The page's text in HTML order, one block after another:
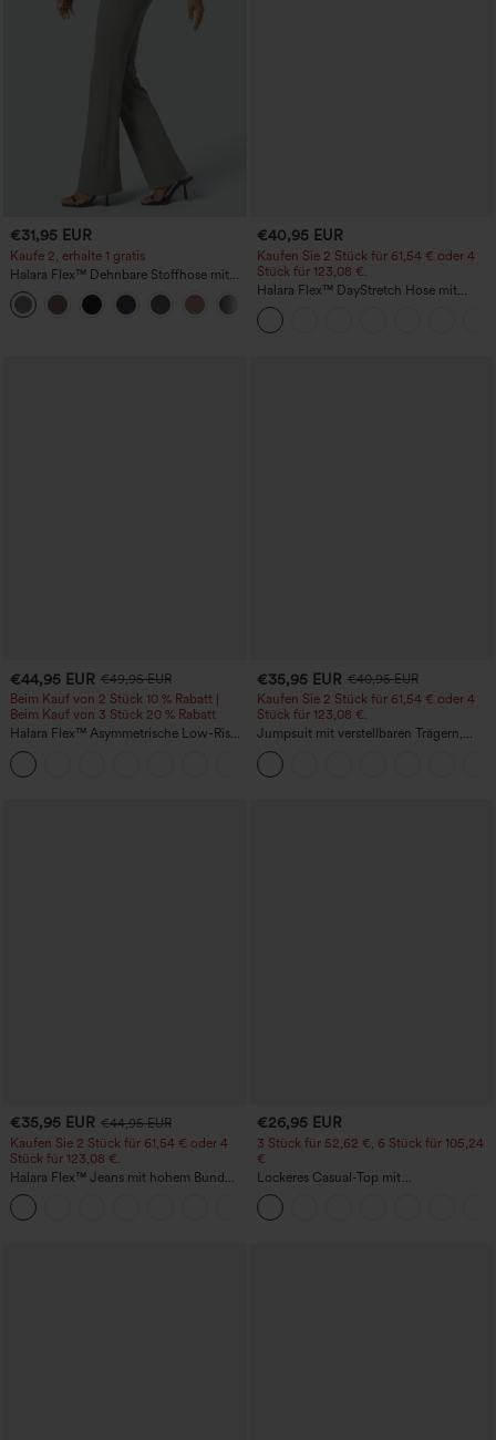
€31,95 EUR
Kaufe 2, erhalte 1 gratis
Halara Flex™ Dehnbare Stoffhose mit
hohem Bund und Seitentasche hinten
€40,95 EUR
Kaufen Sie 2 Stück für 61,54 € oder 4
Stück für 123,08 €.
Halara Flex™ DayStretch Hose mit
mittlerer Bundhöhe, seitlicher
Reißverschlusstasche und
Work‑Flare‑Schnitt
€44,95 EUR €49,95 EUR
Beim Kauf von 2 Stück 10 % Rabatt |
Beim Kauf von 3 Stück 20 % Rabatt
Halara Flex™ Asymmetrische Low-Rise-
Jeans mit Reißverschlusstaschen,
Baggy-Stil, weitem Bein, gewaschen,
lässig
€35,95 EUR €40,95 EUR
Kaufen Sie 2 Stück für 61,54 € oder 4
Stück für 123,08 €.
Jumpsuit mit verstellbaren Trägern,
gerafftem Detail, weitem Bein und
meliertem Stoff, lässig, mit Taschen -
Easy Peezy
€35,95 EUR €44,95 EUR
Kaufen Sie 2 Stück für 61,54 € oder 4
Stück für 123,08 €.
Halara Flex™ Jeans mit hohem Bund
und Taschen, gewaschener, lässiger
Bootcut
€26,95 EUR
3 Stück für 52,62 €, 6 Stück für 105,24
€
Lockeres Casual-Top mit
Rundhalsausschnitt und
Fledermausärmeln